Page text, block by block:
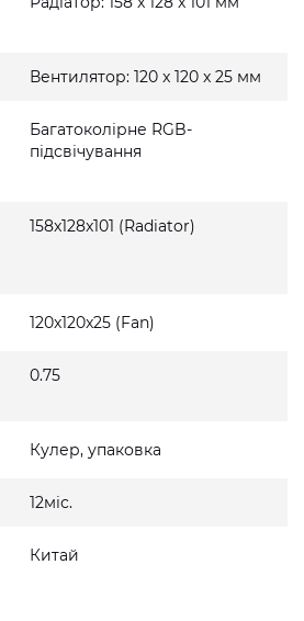
Вентилятор: 120 x 120 x 25 мм
Багатоколірне RGB-
підсвічування
158x128x101 (Radiator)
120x120x25 (Fan)
0.75
Кулер, упаковка
12міс.
Китай